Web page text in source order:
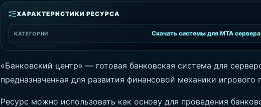
ХАРАКТЕРИСТИКИ РЕСУРСА
КАТЕГОРИИ Скачать системы для MTA сервера
«Банковский центр» — готовая банковская система для
предназначенная для развития финансовой механики игрового
Ресурс можно использовать как основу для проведения